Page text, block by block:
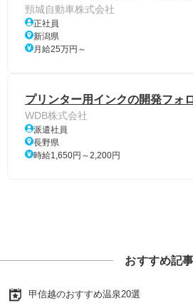
頸城自動車株式会社
正社員
新潟県
月給25万円～
プリンター用インクの開発フォ
WDB株式会社
派遣社員
長野県
時給1,650円～2,200円
おすすめ記事
甲信越のおすすめ温泉20選